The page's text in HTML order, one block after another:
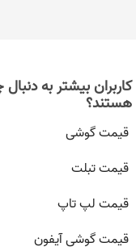
کاربران بیشتر به
هستند؟
قیمت گوشی
قیمت تبلت
قیمت لپ تاپ
قیمت گوشی آیفون